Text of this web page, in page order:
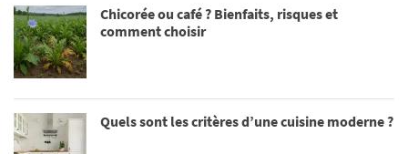
Chicorée ou café ? Bienfaits, risques et
comment choisir
Quels sont les critères d’une cuisine moderne ?